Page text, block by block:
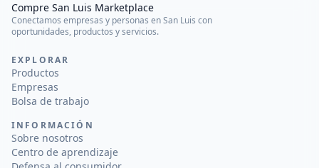
Compre San Luis Marketplace
Conectamos empresas y personas en San Luis con
oportunidades, productos y servicios.
EXPLORAR
Productos
Empresas
Bolsa de trabajo
INFORMACIÓN
Sobre nosotros
Centro de aprendizaje